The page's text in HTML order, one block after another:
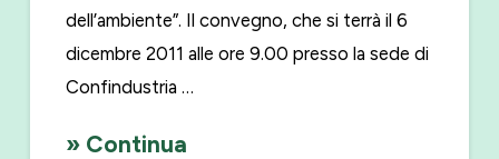
dell’ambiente”. Il convegno, che si terrà il 6
dicembre 2011 alle ore 9.00 presso la sede di
Confindustria …
» Continua